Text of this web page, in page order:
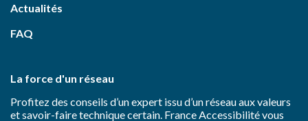
Actualités
FAQ
La force d'un réseau
Profitez des conseils d’un expert issu d’un réseau aux valeurs
et savoir-faire technique certain. France Accessibilité vous